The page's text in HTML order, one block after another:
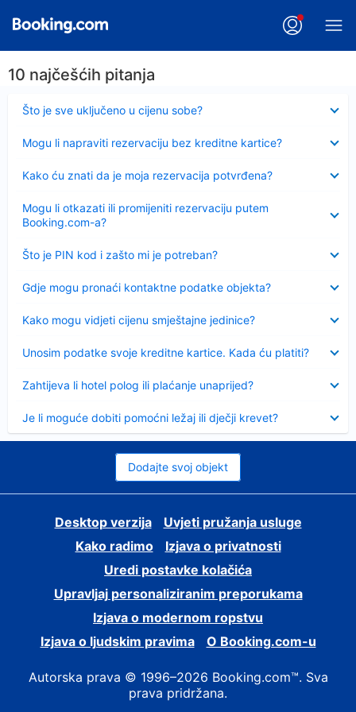
10 najčešćih pitanja
Što je sve uključeno u cijenu sobe?
Sažeto
Mogu li napraviti rezervaciju bez kreditne kartice?
Kako ću znati da je moja rezervacija potvrđena?
Mogu li otkazati ili promijeniti rezervaciju putem
Booking.com-a?
Što je PIN kod i zašto mi je potreban?
Sažeto
Gdje mogu pronaći kontaktne podatke objekta?
Kako mogu vidjeti cijenu smještajne jedinice?
Unosim podatke svoje kreditne kartice. Kada ću platiti?
Zahtijeva li hotel polog ili plaćanje unaprijed?
Je li moguće dobiti pomoćni ležaj ili dječji krevet?
Dodajte svoj objekt
Desktop verzija
Uvjeti pružanja usluge
Kako radimo
Izjava o privatnosti
Uredi postavke kolačića
Upravljaj personaliziranim preporukama
Izjava o modernom ropstvu
Izjava o ljudskim pravima
O Booking.com-u
Autorska prava © 1996–2026 Booking.com™. Sva
prava pridržana.